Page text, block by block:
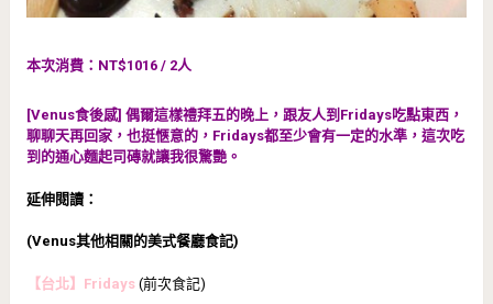
本次消費：NT$1016 / 2人
[Venus食後感] 偶爾這樣禮拜五的晚上，跟友人到Fridays吃點東西，
聊聊天再回家，也挺愜意的，Fridays都至少會有一定的水準，這次吃
到的通心麵起司磚就讓我很驚艷。
延伸閱讀：
(Venus其他相關的美式餐廳食記)
【台北】Fridays (前次食記)